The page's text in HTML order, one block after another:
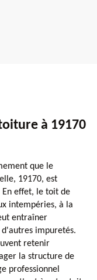
à 19170
que le
19170, est
En effet, le toit de
intempéries, à la
entraîner
d'autres impuretés.
retenir
la structure de
professionnel